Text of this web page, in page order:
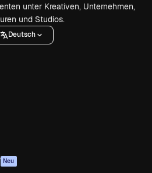
unter Kreativen, Unternehmen,
und Studios.
Deutsch
Neu